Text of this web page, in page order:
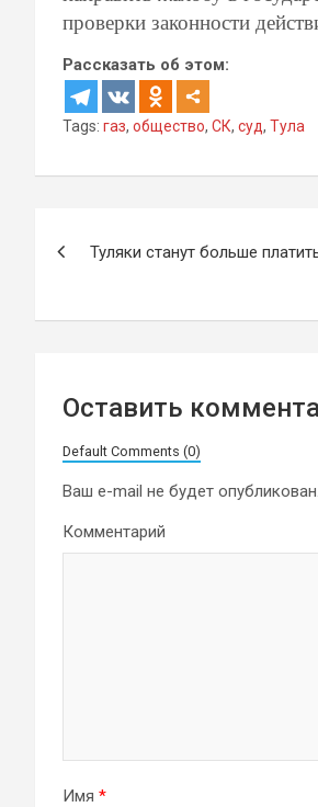
проверки законности
Рассказать об этом:
Tags: газ, общество, СК, суд, Тула
записям
Туляки станут больше
Оставить
Default Comments (0)
Ваш e-mail не будет опубликован.
Комментарий
Имя *